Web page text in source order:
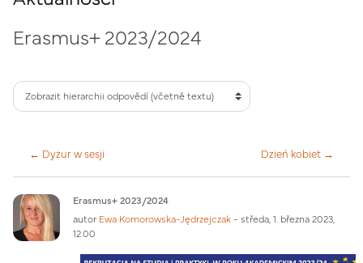
Erasmus+ 2023/2024
← Dyżur w sesji Dzień kobiet →
Erasmus+ 2023/2024
autor Ewa Komorowska-Jędrzejczak- středa, 1. března 2023,
12.00
Počet odpovědí: 0